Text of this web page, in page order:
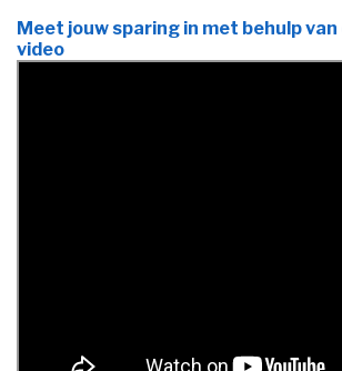
Meet jouw sparing in met behulp
video